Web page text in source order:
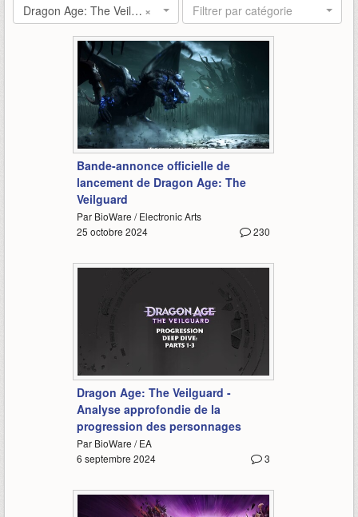
×
Dragon Age: The Veilguard Filtrer par catégorie
2:03
Bande-annonce officielle de
lancement de Dragon Age: The
Veilguard
Par BioWare / Electronic Arts
230
25 octobre 2024
10:17
Dragon Age: The Veilguard -
Analyse approfondie de la
progression des personnages
Par BioWare / EA
3
6 septembre 2024